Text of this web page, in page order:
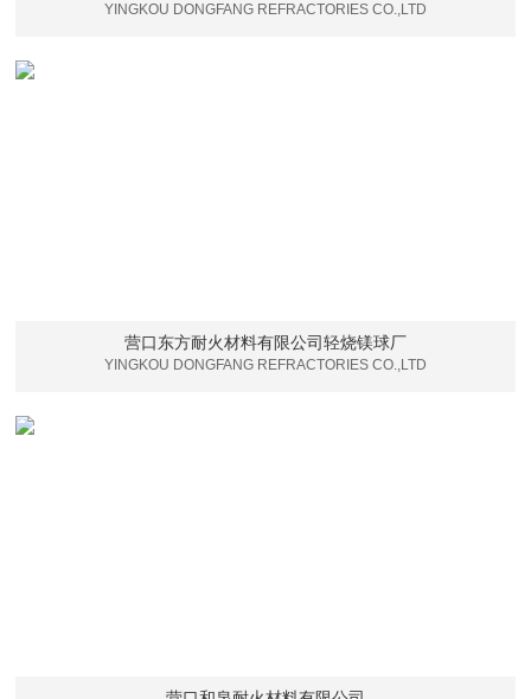
YINGKOU DONGFANG REFRACTORIES CO.,LTD
营口东方耐火材料有限公司轻烧镁球厂
YINGKOU DONGFANG REFRACTORIES CO.,LTD